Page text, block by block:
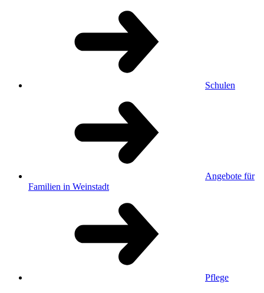
Schulen
Angebote für
Familien in Weinstadt
Pflege